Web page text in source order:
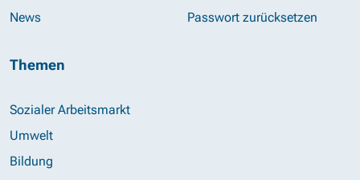
News
Passwort zurücksetzen
Themen
Sozialer Arbeitsmarkt
Umwelt
Bildung